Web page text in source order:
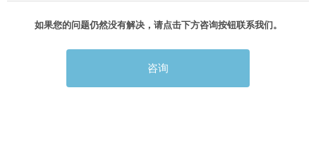
如果您的问题仍然没有解决，请点击下方咨询按钮联系我们。
咨询